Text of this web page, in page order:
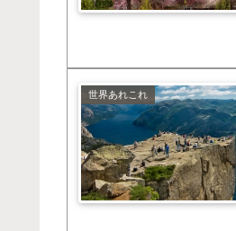
世界あれこれ